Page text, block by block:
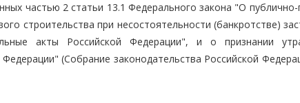
частью 2 статьи 13.1 Федерального закона "О
строительства при несостоятельности (банкротстве)
акты Российской Федерации", и о признании
(Собрание законодательства Российской